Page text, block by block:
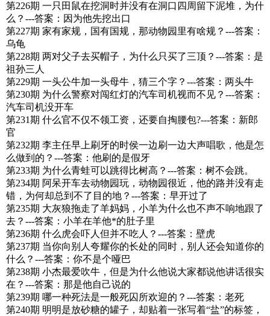
第226期 一只田鼠在挖洞时并没有在洞口四周留下泥堆，为什
么？---答案：因为他先挖出口
第227期 家有家规，国有国规，那动物园里有啥规？---答案：
乌龟
第228期 两对父子去买帽子，为什么只买了三顶？---答案：是
祖孙三人
第229期 一头公牛加一头母牛，猜三个字？---答案：两头牛
第230期 为什么警察对闯红灯的汽车司机视而不见？---答案：
汽车司机没开车
第231期 什么官不仅不领工资，还要自掏腰包?---答案：新郎
官
第232期 李主任早上刷牙的时侯一边刷一边大声唱歌，他是怎
么做到的？---答案：他刷的是假牙
第233期 为什么青蛙可以跳得比树高？---答案：树不会跳。
第234期 阿呆开车去动物园玩，动物园很近，他的路并没有走
错，为何却总到不了目的地？---答案：早开过了
第235期 大灰狼拖走了羊妈妈，小羊为什么也不声不响地跟了
去？---答案：小羊在羊他*的肚子里
第236期 什么虎会吓人但并不吃人？---答案：壁虎
第237期 当你向别人夸耀你的长处的同时，别人还会知道你的
什么？---答案：你不是个哑巴
第238期 小杰最爱吹牛，但是为什么他说大家都说他讲话很实
在？---答案：那是他自己说的
第239期 哪一种死法是一般死囚所欢迎的？---答案：老死
第240期 明明是放砂糖的罐子，却贴着一张写着“盐”的标签，